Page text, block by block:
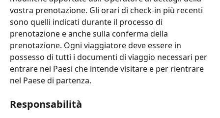
vostra prenotazione. Gli orari di check-in più recenti
sono quelli indicati durante il processo di
prenotazione e anche sulla conferma della
prenotazione. Ogni viaggiatore deve essere in
possesso di tutti i documenti di viaggio necessari per
entrare nei Paesi che intende visitare e per rientrare
nel Paese di partenza.
Responsabilità